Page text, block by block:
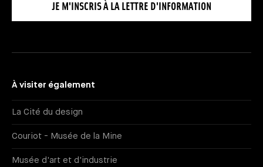
JE M'INSCRIS À LA LETTRE D'INFORMATION
À visiter également
La Cité du design
Couriot - Musée de la Mine
Musée d'art et d'industrie